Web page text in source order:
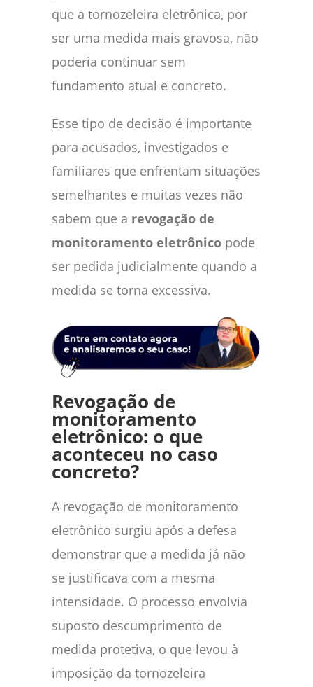
que a tornozeleira eletrônica, por
ser uma medida mais gravosa, não
poderia continuar sem
fundamento atual e concreto.
Esse tipo de decisão é importante
para acusados, investigados e
familiares que enfrentam situações
semelhantes e muitas vezes não
sabem que a revogação de
monitoramento eletrônico pode
ser pedida judicialmente quando a
medida se torna excessiva.
Revogação de
monitoramento
eletrônico: o que
aconteceu no caso
concreto?
A revogação de monitoramento
eletrônico surgiu após a defesa
demonstrar que a medida já não
se justificava com a mesma
intensidade. O processo envolvia
suposto descumprimento de
medida protetiva, o que levou à
imposição da tornozeleira